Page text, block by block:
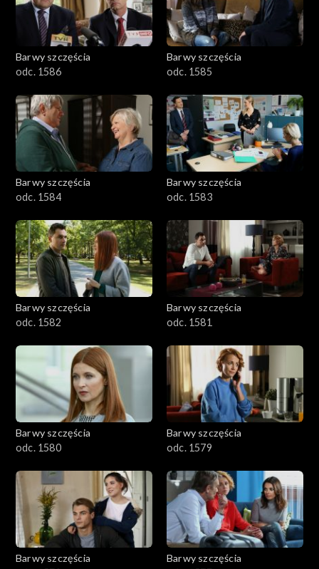
782–800
Barwy szczęścia
odc. 1586
Barwy szczęścia
odc. 1585
Barwy szczęścia
odc. 1584
Barwy szczęścia
odc. 1583
Barwy szczęścia
odc. 1582
Barwy szczęścia
odc. 1581
Barwy szczęścia
odc. 1580
Barwy szczęścia
odc. 1579
Barwy szczęścia
Barwy szczęścia